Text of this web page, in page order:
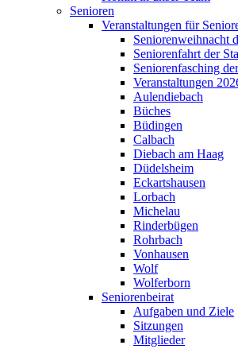
Senioren
Veranstaltungen für
Seniorenweihnacht
Seniorenfahrt der
Seniorenfasching
Veranstaltungen
Aulendiebach
Büches
Büdingen
Calbach
Diebach am Haag
Düdelsheim
Eckartshausen
Lorbach
Michelau
Rinderbügen
Rohrbach
Vonhausen
Wolf
Wolferborn
Seniorenbeirat
Aufgaben und Ziele
Sitzungen
Mitglieder